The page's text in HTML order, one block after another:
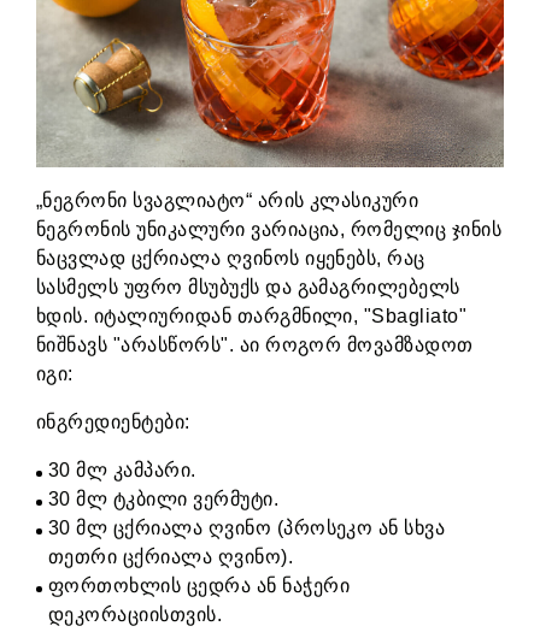
„ნეგრონი სვაგლიატო“ არის კლასიკური
ნეგრონის უნიკალური ვარიაცია, რომელიც ჯინის
ნაცვლად ცქრიალა ღვინოს იყენებს, რაც
სასმელს უფრო მსუბუქს და გამაგრილებელს
ხდის. იტალიურიდან თარგმნილი, "Sbagliato"
ნიშნავს "არასწორს". აი როგორ მოვამზადოთ
იგი:
ინგრედიენტები:
30 მლ კამპარი.
30 მლ ტკბილი ვერმუტი.
30 მლ ცქრიალა ღვინო (პროსეკო ან სხვა
თეთრი ცქრიალა ღვინო).
ფორთოხლის ცედრა ან ნაჭერი
დეკორაციისთვის.